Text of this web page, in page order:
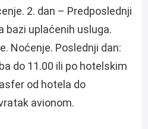
2. dan – Predposlednji
bazi uplaćenih usluga.
Noćenje. Poslednji dan:
do 11.00 ili po hotelskim
od hotela do
avionom.